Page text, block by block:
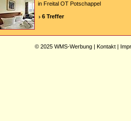
in Freital OT Potschappel
6 Treffer
© 2025 WMS-Werbung | Kontakt |